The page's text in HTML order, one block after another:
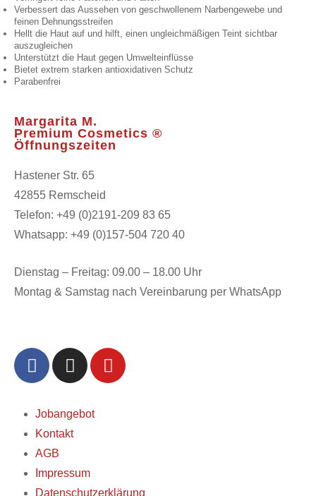
Verbessert das Aussehen von geschwollenem Narbengewebe und
feinen Dehnungsstreifen
Hellt die Haut auf und hilft, einen ungleichmäßigen Teint sichtbar
auszugleichen
Unterstützt die Haut gegen Umwelteinflüsse
Bietet extrem starken antioxidativen Schutz
Parabenfrei
Margarita M.
Premium Cosmetics ®
Öffnungszeiten
Hastener Str. 65
42855 Remscheid
Telefon: +49 (0)2191-209 83 65
Whatsapp: +49 (0)157-504 720 40
Dienstag – Freitag: 09.00 – 18.00 Uhr
Montag & Samstag nach Vereinbarung per WhatsApp
Jobangebot
Kontakt
AGB
Impressum
Datenschutzerklärung